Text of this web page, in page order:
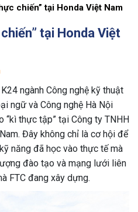
chiến” tại Honda Việt Nam
tại Honda Việt
ngành Công nghệ kỹ thuật
ngữ và Công nghệ Hà Nội
“kì thực tập” tại Công ty TNHH
Đây không chỉ là cơ hội để
năng đã học vào thực tế mà
đào tạo và mạng lưới liên
FTC đang xây dựng.